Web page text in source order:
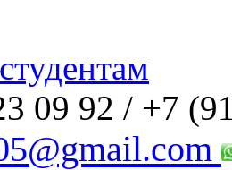
09 92 / +7